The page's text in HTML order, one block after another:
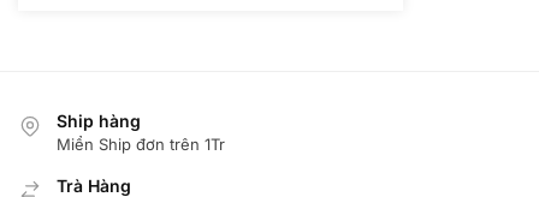
Ship hàng
Miển Ship đơn trên 1Tr
Trà Hàng